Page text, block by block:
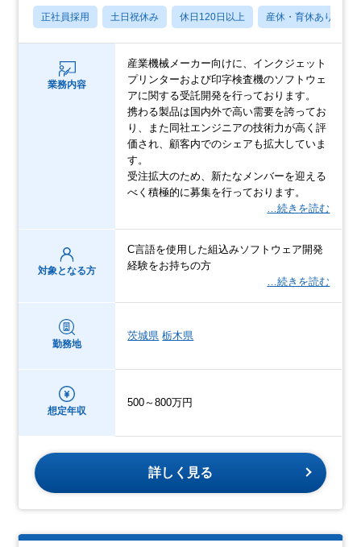
正社員採用 土日祝休み 休日120日以上 産休・育休あり
業務内容
産業機械メーカー向けに、インクジェット
プリンターおよび印字検査機のソフトウェ
アに関する受託開発を行っております。
携わる製品は国内外で高い需要を誇ってお
り、また同社エンジニアの技術力が高く評
価され、顧客内でのシェアも拡大していま
す。
受注拡大のため、新たなメンバーを迎える
べく積極的に募集を行っております。
…続きを読む
対象となる方
C言語を使用した組込みソフトウェア開発
経験をお持ちの方
…続きを読む
勤務地
茨城県 栃木県
想定年収
500～800万円
詳しく見る